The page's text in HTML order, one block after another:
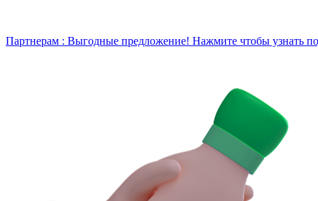
Партнерам : Выгодные предложение! Нажмите чтобы узнать